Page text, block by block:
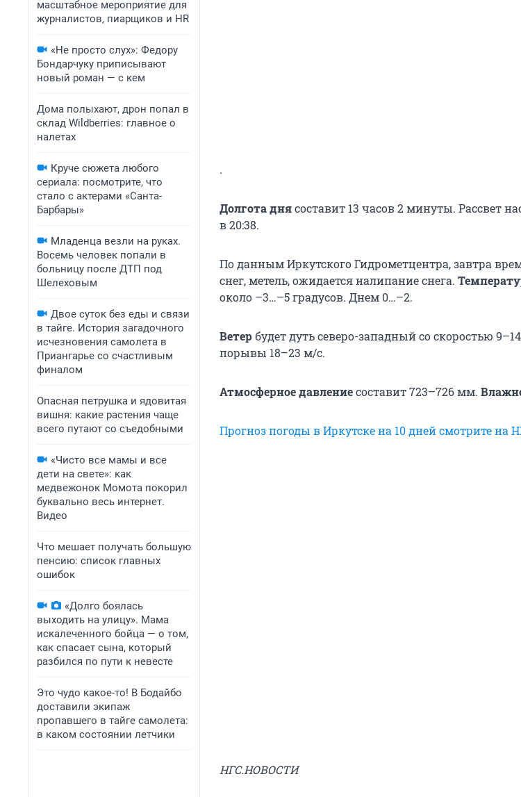
масштабное мероприятие для
журналистов, пиарщиков и HR
«Не просто слух»: Федору
Бондарчуку приписывают
новый роман — с кем
Дома полыхают, дрон попал в
склад Wildberries: главное о
налетах
Круче сюжета любого
сериала: посмотрите, что
стало с актерами «Санта-
Барбары»
Младенца везли на руках.
Восемь человек попали в
больницу после ДТП под
Шелеховым
Двое суток без еды и связи
в тайге. История загадочного
исчезновения самолета в
Приангарье со счастливым
финалом
Опасная петрушка и ядовитая
вишня: какие растения чаще
всего путают со съедобными
«Чисто все мамы и все
дети на свете»: как
медвежонок Момота покорил
буквально весь интернет.
Видео
Что мешает получать большую
пенсию: список главных
ошибок
«Долго боялась
выходить на улицу». Мама
искалеченного бойца — о том,
как спасает сына, который
разбился по пути к невесте
Это чудо какое-то! В Бодайбо
доставили экипаж
пропавшего в тайге самолета:
в каком состоянии летчики
.
Долгота днясоставит 13 часов 2 минуты. Рассвет
в 20:38.
По данным Иркутского Гидрометцентра, завтра
снег, метель, ожидается налипание снега.
около –3…–5 градусов. Днем 0…–2.
Ветербудет дуть северо-западный со скоростью
порывы 18–23 м/с.
Атмосферное давлениесоставит 723–726 мм.
Прогноз погоды в Иркутске на 10 дней смотрите на
НГС.НОВОСТИ